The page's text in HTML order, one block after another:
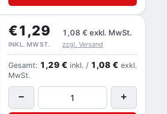
€1,29 1,08 € exkl. MwSt.
INKL. MWST. zzgl. Versand
Gesamt: 1,29 € inkl. / 1,08 € exkl.
MwSt.
− +